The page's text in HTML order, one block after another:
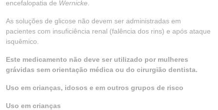
encefalopatia de Wernicke
As soluções de glicose não devem ser administradas em
pacientes com insuficiência renal (falência dos rins) e após ataque
isquêmico.
Este medicamento não deve ser utilizado por mulheres
grávidas sem orientação médica ou do cirurgião dentista.
Uso em crianças, idosos e em outros grupos de risco
Uso em crianças